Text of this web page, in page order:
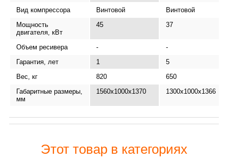
Вид компрессора
Винтовой
Винтовой
Мощность
двигателя, кВт
45 37
Объем ресивера -
-
Гарантия, лет
1
5
Вес, кг
820
650
Габаритные размеры,
мм
1560х1000х1370 1300x1000x1366
Этот товар в категориях